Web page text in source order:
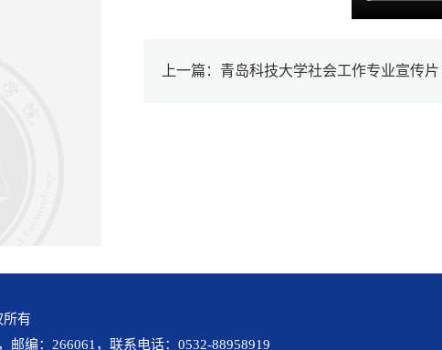
上一篇：青岛科技大学社会工作专业宣传片
有
邮编：266061，联系电话：0532-88958919